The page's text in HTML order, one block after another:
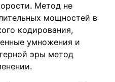
Метод не
мощностей в
кодирования,
умножения и
эры метод